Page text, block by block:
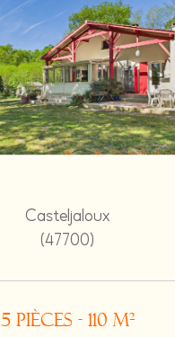
Casteljaloux
(47700)
5 pièces - 110 m²